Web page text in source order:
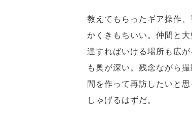
教えてもらったギア操作
かくきもちいい。仲間と
達すればいける場所も広
も奥が深い。残念ながら
間を作って再訪したいと
しゃげるはずだ。